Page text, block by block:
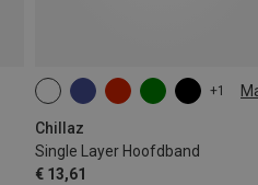
+1
Chillaz
Single Layer Hoofdband
€ 13,61
ONE SIZE